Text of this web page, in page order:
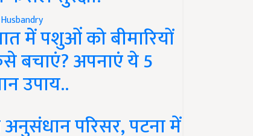
में पशुओं को बीमारियों
बचाएं? अपनाएं ये 5
उपाय..
परिसर, पटना में